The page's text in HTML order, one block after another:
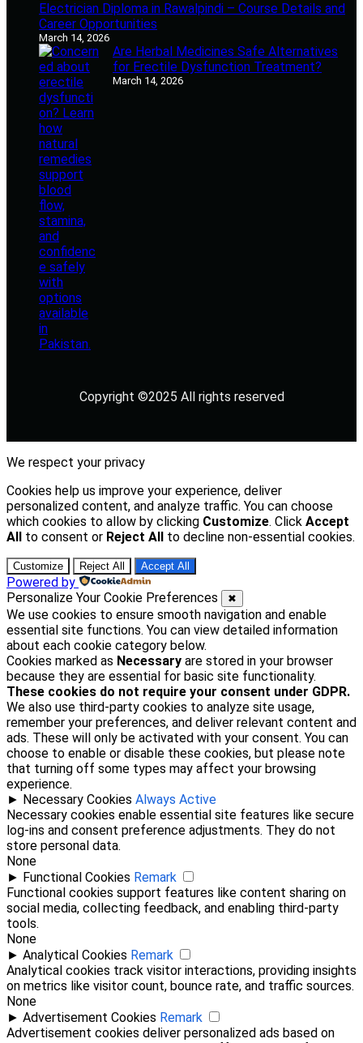
Electrician Diploma in Rawalpindi – Course Details and
Career Opportunities
March 14, 2026
Are Herbal Medicines Safe Alternatives
for Erectile Dysfunction Treatment?
March 14, 2026
Copyright ©2025 All rights reserved
We respect your privacy
Cookies help us improve your experience, deliver
personalized content, and analyze traffic. You can choose
which cookies to allow by clicking Customize. Click Accept
All
to consent or Reject All to decline non-essential cookies.
Customize Reject All Accept All
Powered by
Personalize Your Cookie Preferences
✖
We use cookies to ensure smooth navigation and enable
essential site functions. You can view detailed information
about each cookie category below.
Cookies marked as Necessary are stored in your browser
because they are essential for basic site functionality.
These cookies do not require your consent under GDPR.
We also use third-party cookies to analyze site usage,
remember your preferences, and deliver relevant content and
ads. These will only be activated with your consent. You can
choose to enable or disable these cookies, but please note
that turning off some types may affect your browsing
experience.
► Necessary Cookies Always Active
Necessary cookies enable essential site features like secure
log-ins and consent preference adjustments. They do not
store personal data.
None
► Functional Cookies Remark
Functional cookies support features like content sharing on
social media, collecting feedback, and enabling third-party
tools.
None
► Analytical Cookies Remark
Analytical cookies track visitor interactions, providing insights
on metrics like visitor count, bounce rate, and traffic sources.
None
► Advertisement Cookies Remark
Advertisement cookies deliver personalized ads based on